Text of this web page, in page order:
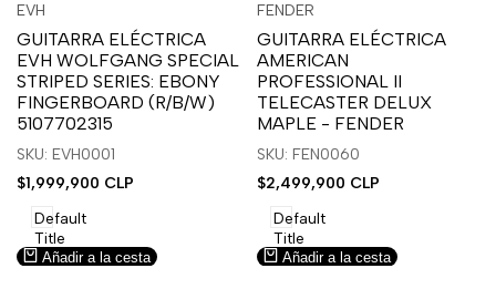
sesión
para
usar
la
lista
deseos.
para
usar
Compare
Proveedor:
EVH
GUITARRA ELÉCTRICA
EVH WOLFGANG SPECIAL
STRIPED SERIES: EBONY
FINGERBOARD (R/B/W)
5107702315
SKU: EVH0001
Precio
venta
$1,999,900 CLP
Default
Title
Añadir a la cesta
sesión
para
usar
la
lista
deseos.
sesión
para
usar
Compare
Vista
Proveedor:
FENDER
GUITARRA ELÉCTRICA
AMERICAN
PROFESSIONAL II
TELECASTER DELUX
MAPLE - FENDER
SKU: FEN0060
Precio
venta
$2,499,900 CLP
Default
Title
Añadir a la cesta